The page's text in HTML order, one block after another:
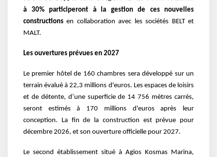
à 30% participeront à la gestion de ces nouvelles
constructions en collaboration avec les sociétés BELT et
MALT.
Les ouvertures prévues en 2027
Le premier hôtel de 160 chambres sera développé sur un
terrain évalué à 22,3 millions d'euros. Les espaces de loisirs
et de détente, d’une superficie de 14 756 mètres carrés,
seront estimés à 170 millions d'euros après leur
conception. La fin de la construction est prévue pour
décembre 2026, et son ouverture officielle pour 2027.
Le second établissement situé à Agios Kosmas Marina,